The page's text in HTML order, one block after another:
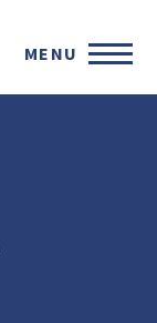
MENU